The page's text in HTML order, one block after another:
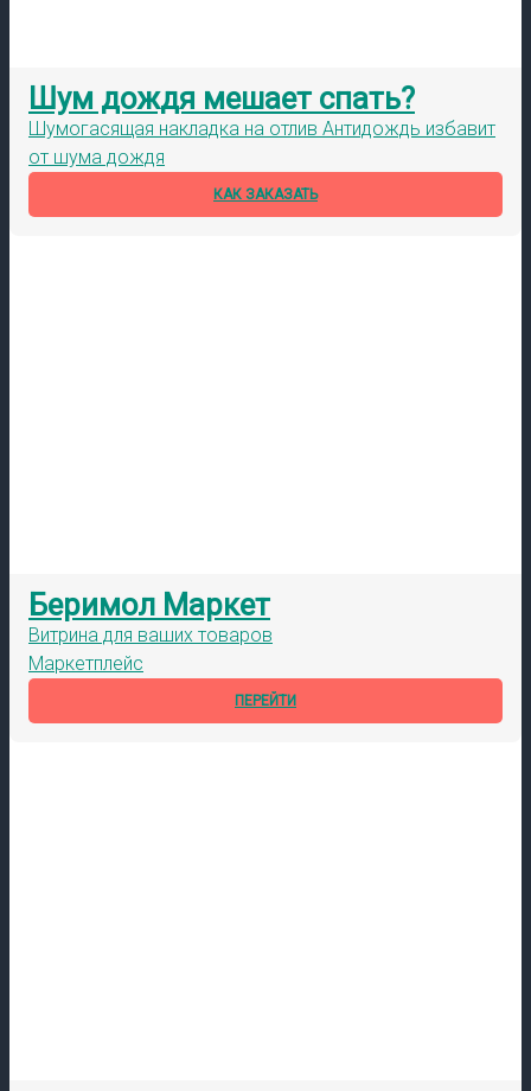
Шум дождя мешает спать?
Шумогасящая накладка на отлив Антидождь избавит
от шума дождя
КАК ЗАКАЗАТЬ
Беримол Маркет
Витрина для ваших товаров
Маркетплейс
ПЕРЕЙТИ